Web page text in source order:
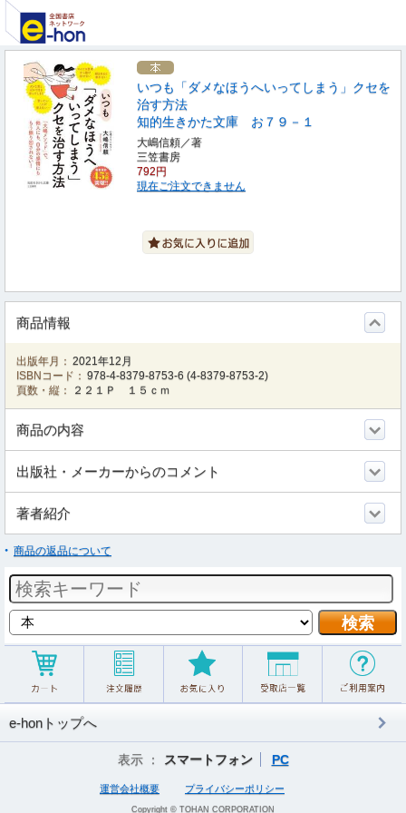
いつも「ダメなほうへいってしまう」クセを
治す方法
知的生きかた文庫 お７９－１
大嶋信頼／著
三笠書房
792円
現在ご注文できません
商品情報
出版年月： 2021年12月
ISBNコード： 978-4-8379-8753-6 (4-8379-8753-2)
頁数・縦：
２２１Ｐ １５ｃｍ
商品の内容
出版社・メーカーからのコメント
著者紹介
商品の返品について
e-honトップへ
表示 ： スマートフォン PC
運営会社概要 プライバシーポリシー
Copyright © TOHAN CORPORATION